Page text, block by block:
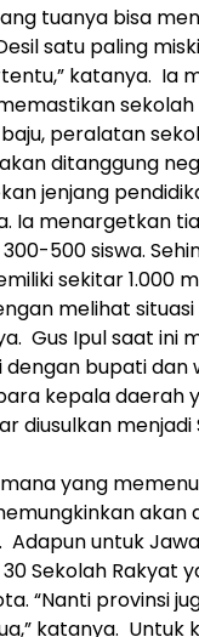
tuanya bisa
satu paling
katanya. Ia
sekolah
peralatan
ditanggung
jenjang
Ia menargetkan
500 siswa.
sekitar 1.000
melihat
Gus Ipul saat ini
dengan bupati dan
kepala daerah
diusulkan menjadi
yang
akan
Adapun untuk
Sekolah Rakyat
“Nanti provinsi
katanya. Untuk